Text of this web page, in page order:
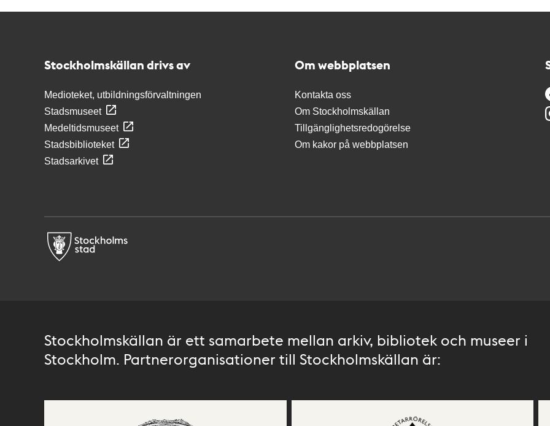
Stockholmskällan drivs av
Medioteket, utbildningsförvaltningen
Stadsmuseet
Medeltidsmuseet
Stadsbiblioteket
Stadsarkivet
Om webbplatsen
Kontakta oss
Om Stockholmskällan
Tillgänglighetsredogörelse
Om kakor på webbplatsen
Stockholmskällan är ett samarbete mellan arkiv, bibliotek och museer i
Stockholm. Partnerorganisationer till Stockholmskällan är: